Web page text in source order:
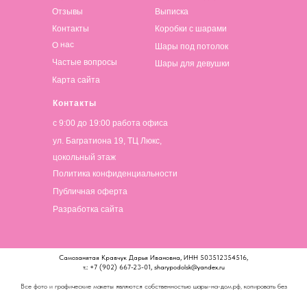
Контакты
Отзывы
Контакты
О нас
Частые вопросы
Карта сайта
Выписка
Коробки с шарами
Шары под потолок
Шары для девушки
с 9:00 до 19:00 работа офиса
ул. Багратиона 19, ТЦ Люкс,
цокольный этаж
Политика конфиденциальности
Публичная оферта
Разработка сайта
Самозанятая Кравчук Дарья Ивановна, ИНН 503512354516,
т.: +7 (902) 667-23-01, sharypodolsk@yandex.ru
Все фото и графические макеты являются собственностью шары-на-дом.рф, копировать без